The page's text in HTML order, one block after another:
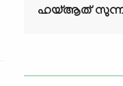
ഹയ്ആത്